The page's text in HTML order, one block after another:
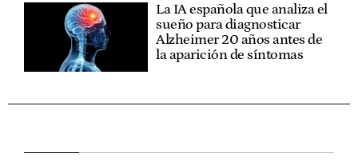
La IA española que analiza el
sueño para diagnosticar
Alzheimer 20 años antes de
la aparición de síntomas